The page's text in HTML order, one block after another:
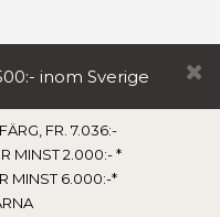
inom Sverige
FR. 7.036:-
MINST 2.000:- *
MINST 6.000:-*